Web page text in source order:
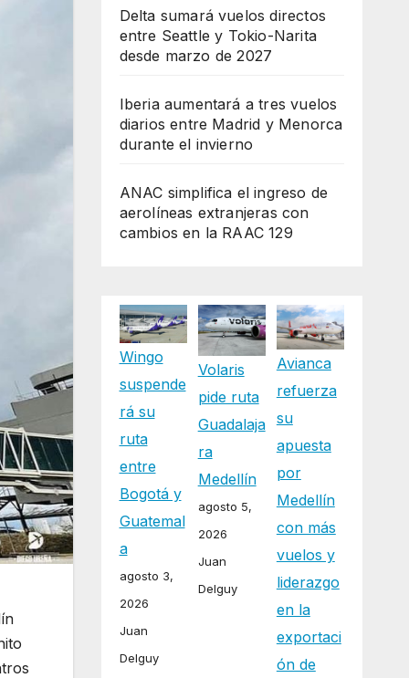
Delta sumará vuelos directos
entre Seattle y Tokio-Narita
desde marzo de 2027
Iberia aumentará a tres vuelos
diarios entre Madrid y Menorca
durante el invierno
ANAC simplifica el ingreso de
aerolíneas extranjeras con
cambios en la RAAC 129
Wingo
suspende
rá su
ruta
entre
Bogotá y
Guatemal
a
agosto 3,
2026
Juan
Delguy
Volaris
pide ruta
Guadalaja
ra
Medellín
agosto 5,
2026
Juan
Delguy
Avianca
refuerza
su
apuesta
por
Medellín
con más
vuelos y
liderazgo
en la
exportaci
ón de